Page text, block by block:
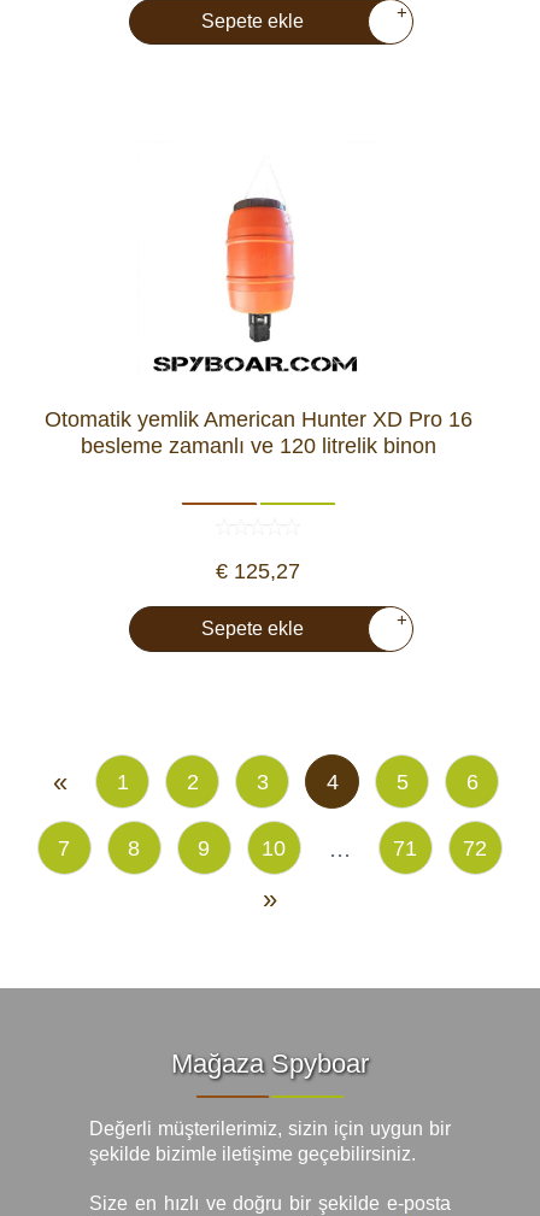
Sepete ekle +
Otomatik yemlik American Hunter XD Pro 16
besleme zamanlı ve 120 litrelik binon
€ 125,27
Sepete ekle +
« 1 2 3 4 5 6
7 8 9 10 ... 71 72
»
Mağaza Spyboar
Değerli müşterilerimiz, sizin için uygun bir
şekilde bizimle iletişime geçebilirsiniz.
Size en hızlı ve doğru bir şekilde e-posta